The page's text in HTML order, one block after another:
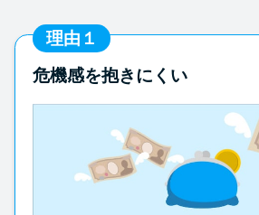
理由１
危機感を抱きにくい